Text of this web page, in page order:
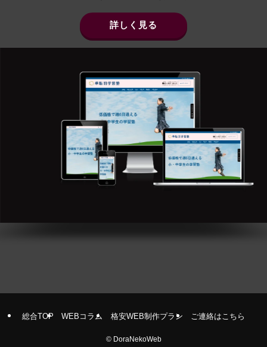
詳しく見る
総合TOP WEBコラム 格安WEB制作プラン ご連絡はこちら
©DoraNekoWeb